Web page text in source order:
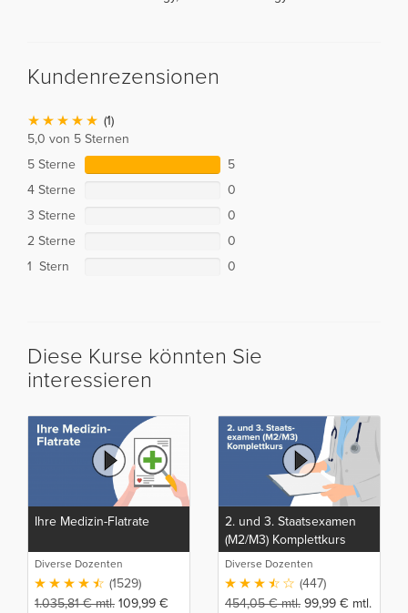
Kundenrezensionen
(1)
5,0 von 5 Sternen
5 Sterne
5
4 Sterne
0
3 Sterne
0
2 Sterne
0
1 Stern
0
Diese Kurse könnten Sie
interessieren
Ihre Medizin-Flatrate
Diverse Dozenten
(1529)
1.035,81€mtl. 109,99 €
2. und 3. Staatsexamen
(M2/M3) Komplettkurs
Diverse Dozenten
(447)
454,05€mtl. 99,99 € mtl.